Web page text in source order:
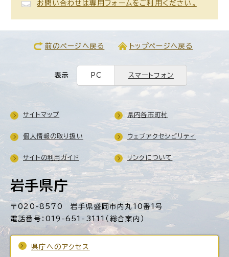
お問い合わせは専用フォームをご利用ください。
前のページへ戻る トップページへ戻る
表示 PC スマートフォン
岩手県庁
〒020-8570 岩手県盛岡市内丸10番1号
電話番号：019-651-3111（総合案内）
県庁へのアクセス
サイトマップ 県内各市町村
個人情報の取り扱い ウェブアクセシビリティ
サイトの利用ガイド リンクについて